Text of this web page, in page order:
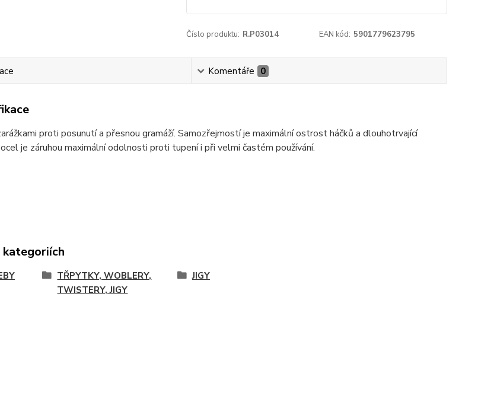
Číslo produktu: R.P03014 EAN kód: 5901779623795
Komentáře 0
proti posunutí a přesnou gramáží. Samozřejmostí je maximální ostrost háčků a dlouhotrvající
je záruhou maximální odolnosti proti tupení i při velmi častém používání.
kategoriích
TŘPYTKY, WOBLERY,
TWISTERY, JIGY
JIGY